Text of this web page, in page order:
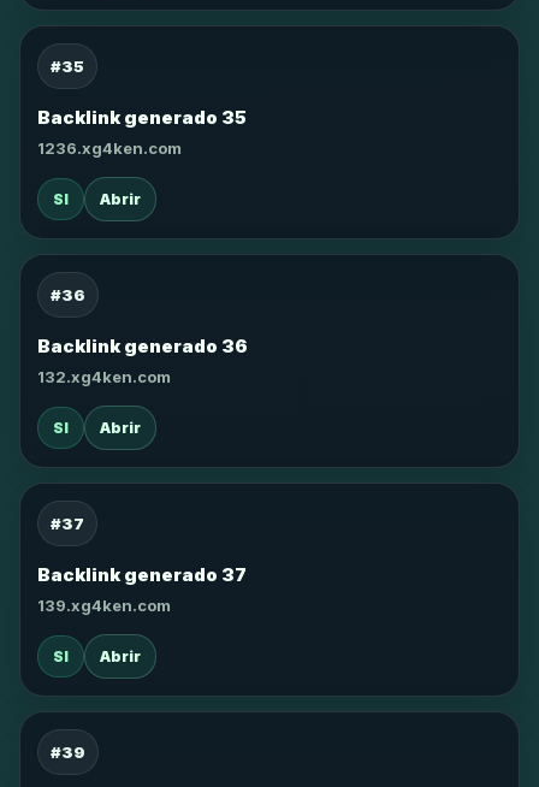
#35
Backlink generado 35
1236.xg4ken.com
SI Abrir
#36
Backlink generado 36
132.xg4ken.com
SI Abrir
#37
Backlink generado 37
139.xg4ken.com
SI Abrir
#39